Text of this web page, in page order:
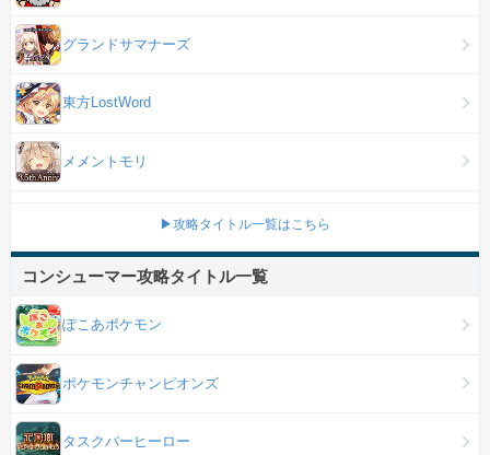
グランドサマナーズ
東方LostWord
メメントモリ
▶攻略タイトル一覧はこちら
コンシューマー攻略タイトル一覧
ぽこあポケモン
ポケモンチャンピオンズ
タスクバーヒーロー